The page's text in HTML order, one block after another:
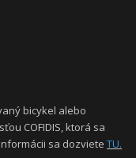
bicykel alebo
COFIDIS, ktorá sa
sa dozvieteTU.